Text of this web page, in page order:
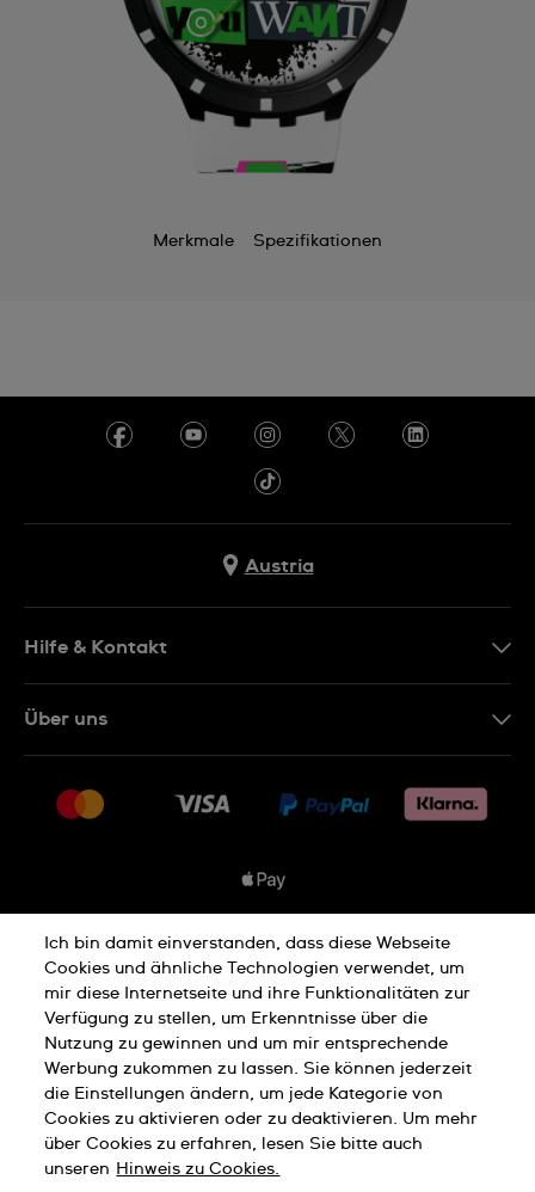
Merkmale Spezifikationen
Austria
Hilfe & Kontakt
Rückgaberecht
Über uns
Jobs
Datenschutzbedingungen
Hinweis Zu Cookies
Nutzungsbedingungen Impressum
Ich bin damit einverstanden, dass diese Webseite
Cookies und ähnliche Technologien verwendet, um
mir diese Internetseite und ihre Funktionalitäten zur
Verfügung zu stellen, um Erkenntnisse über die
Nutzung zu gewinnen und um mir entsprechende
Werbung zukommen zu lassen. Sie können jederzeit
die Einstellungen ändern, um jede Kategorie von
Cookies zu aktivieren oder zu deaktivieren. Um mehr
über Cookies zu erfahren, lesen Sie bitte auch
unseren Hinweis zu Cookies.